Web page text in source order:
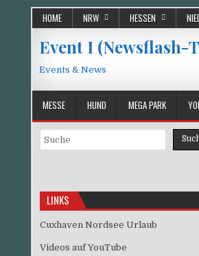
HOME NRW HESSEN
Event I (Newsflash-
Events & News
MESSE HUND MEGA PARK
Suchen
LINKS
Cuxhaven Nordsee Urlaub
Videos auf YouTube